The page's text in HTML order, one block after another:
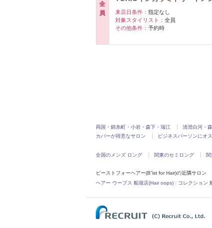
全
員
来店日条件： 指定なし
対象スタイリスト： 全員
その他条件： 予約時
両国・錦糸町・小岩・森下・瑞江 清澄白河・
カバーが得意なサロン
ビジネスパーソンにオ
全国のメンズ ロング 関東のセミロング
ビーストフォーヘアー(B”ist for Hair)の近隣サロン
ヘアー ウープス 船堀店(Hair oops) | コレクション